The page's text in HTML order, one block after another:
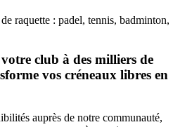
raquette : padel, tennis, badminton,
club à des milliers de
vos créneaux libres en
auprès de notre communauté,